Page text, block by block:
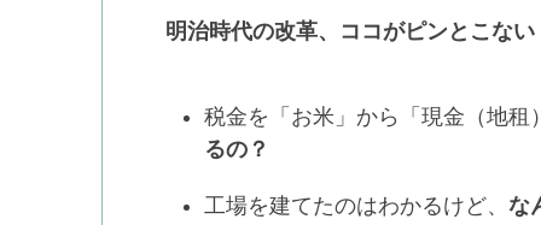
明治時代の改革、ココがピンとこない
税金を「お米」から「現金（地租
るの？
工場を建てたのはわかるけど、 な